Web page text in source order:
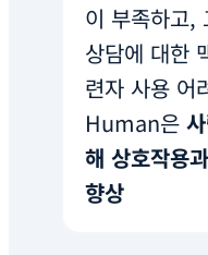
이 부족하고,
상담에 대한
련자 사용 어
Human은
해 상호작용
향상